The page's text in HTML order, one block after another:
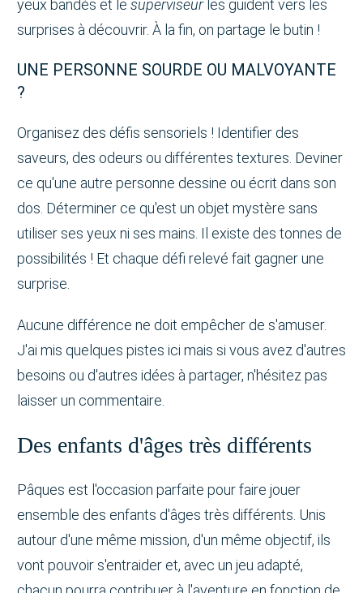
yeux bandés et le superviseurles guident vers les
surprises à découvrir. À la fin, on partage le butin !
UNE PERSONNE SOURDE OU MALVOYANTE
?
Organisez des défis sensoriels ! Identifier des
saveurs, des odeurs ou différentes textures. Deviner
ce qu'une autre personne dessine ou écrit dans son
dos. Déterminer ce qu'est un objet mystère sans
utiliser ses yeux ni ses mains. Il existe des tonnes de
possibilités ! Et chaque défi relevé fait gagner une
surprise.
Aucune différence ne doit empêcher de s'amuser.
J'ai mis quelques pistes ici mais si vous avez d'autres
besoins ou d'autres idées à partager, n'hésitez pas
laisser un commentaire.
Des enfants d'âges très différents
Pâques est l'occasion parfaite pour faire jouer
ensemble des enfants d'âges très différents. Unis
autour d'une même mission, d'un même objectif, ils
vont pouvoir s'entraider et, avec un jeu adapté,